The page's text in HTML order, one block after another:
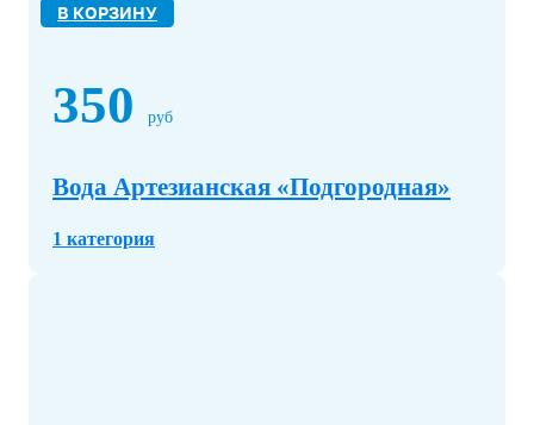
В КОРЗИНУ
350 руб
Вода Артезианская «Подгородная»
1 категория